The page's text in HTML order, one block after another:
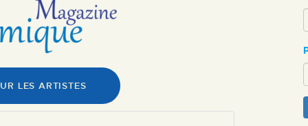
ESPACE PRO
LES ARTISTES